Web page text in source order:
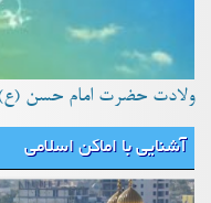
ولادت حضرت امام حسن
آشنایی با اماکن اسلامی